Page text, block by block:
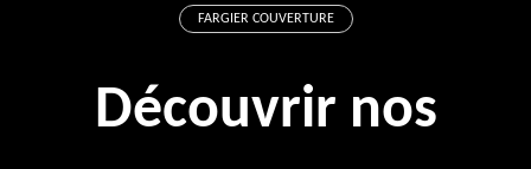
FARGIER COUVERTURE
Découvrir nos